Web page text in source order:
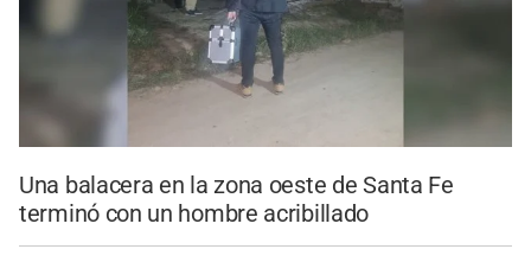
Una balacera en la zona oeste de Santa Fe
terminó con un hombre acribillado